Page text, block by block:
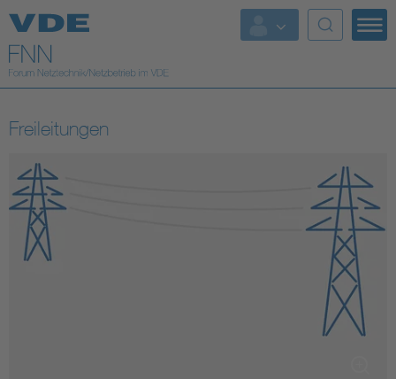
Top Themen
Fokusthemen
Energy
AI & Digital Trust
Freileitungen